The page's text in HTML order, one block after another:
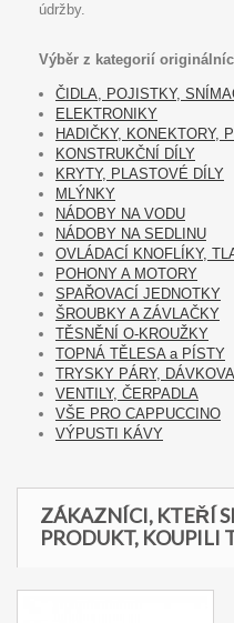
údržby.
Výběr z kategorií
ČIDLA, POJISTKY,
ELEKTRONIKY
HADIČKY, KONEKTORY,
KONSTRUKČNÍ DÍLY
KRYTY, PLASTOVÉ DÍLY
MLÝNKY
NÁDOBY NA VODU
NÁDOBY NA SEDLINU
OVLÁDACÍ KNOFLÍKY,
POHONY A MOTORY
SPAŘOVACÍ JEDNOTKY
ŠROUBKY A ZÁVLAČKY
TĚSNĚNÍ O-KROUŽKY
TOPNÁ TĚLESA a PÍSTY
TRYSKY PÁRY,
VENTILY, ČERPADLA
VŠE PRO CAPPUCCINO
VÝPUSTI KÁVY
ZÁKAZNÍCI, KTEŘÍ
PRODUKT, KOUPILI